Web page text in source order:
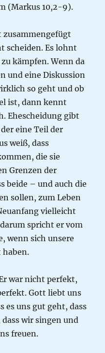
(Markus 10,2-9).
zusammengefügt
scheiden. Es lohnt
kämpfen. Wenn da
und eine Diskussion
so geht und ob
ist, dann kennt
Ehescheidung gibt
eine Teil der
weiß, dass
die sie
Grenzen der
beide – und auch die
sollen, zum Leben
vielleicht
spricht er vom
wenn sich unsere
haben.
war nicht perfekt,
Gott liebt uns
es uns gut geht, dass
wir singen und
freuen.